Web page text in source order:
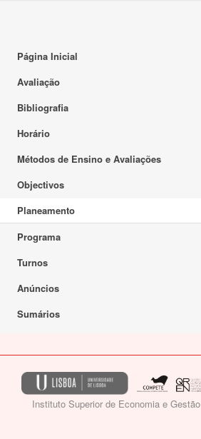
Página Inicial
Avaliação
Bibliografia
Horário
Métodos de Ensino e Avaliações
Objectivos
Planeamento
Programa
Turnos
Anúncios
Sumários
Instituto Superior de Economia e Gestão